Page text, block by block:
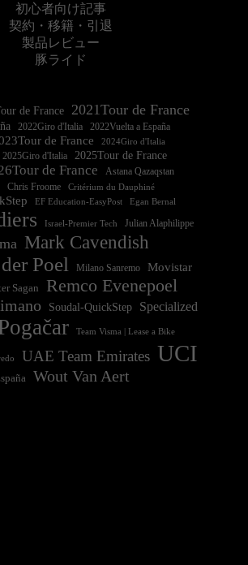
初心者向け記事
契約・移籍・引退
製品レビュー
豚ライド
de France 2021Tour de France
2022Vuelta a España
de France
2025Giro d'Italia 2025Tour de France
de France Astana Qazaqstan
Chris Froome Critérium du Dauphiné
EF Education-EasyPost Egan Bernal
Israel-Premier Tech Julian Alaphilippe
Mark Cavendish
Poel Milano Sanremo
Movistar
Sagan Remco Evenepoel
Soudal-QuickStep Specialized
Team Visma | Lease a Bike
UAE Team Emirates UCI
Wout Van Aert